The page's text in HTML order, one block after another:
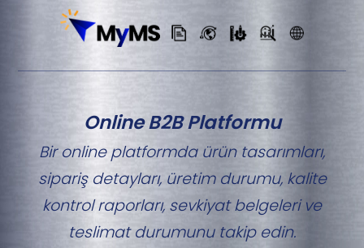
Online B2B Platformu
Bir online platformda ürün tasarımları,
sipariş detayları, üretim durumu, kalite
kontrol raporları, sevkiyat belgeleri ve
teslimat durumunu takip edin.